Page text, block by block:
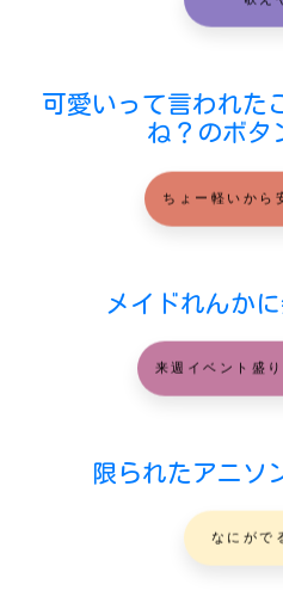
可愛いって言われた
ね？のボタ
ちょー軽いから
メイドれんか
来週イベント盛
限られたアニソ
なにがで